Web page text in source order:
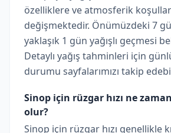
özelliklere ve atmosferik
değişmektedir. Önümüzdeki 7
yaklaşık 1 gün yağışlı geçmesi
Detaylı yağış tahminleri için
durumu sayfalarımızı takip
Sinop için rüzgar hızı ne
olur?
Sinop için rüzgar hızı genellikle